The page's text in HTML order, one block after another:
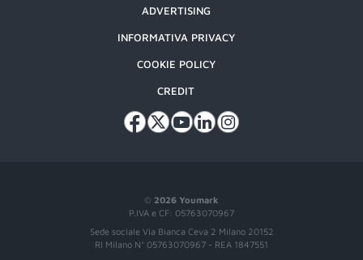
© 2026 Youmark
P.IVA e CF: 05763070967
Sede sociale Via Bianca Ceva 2 Milano 20152
RI Milano N° 05763070967 - REA 1847551
ADVERTISING
INFORMATIVA PRIVACY
COOKIE POLICY
CREDIT